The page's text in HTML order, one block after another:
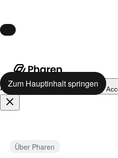
Launch · 10. August Pharen Hub
624 auf der Warteliste Early
Zum Hauptinhalt springen
Über Pharen